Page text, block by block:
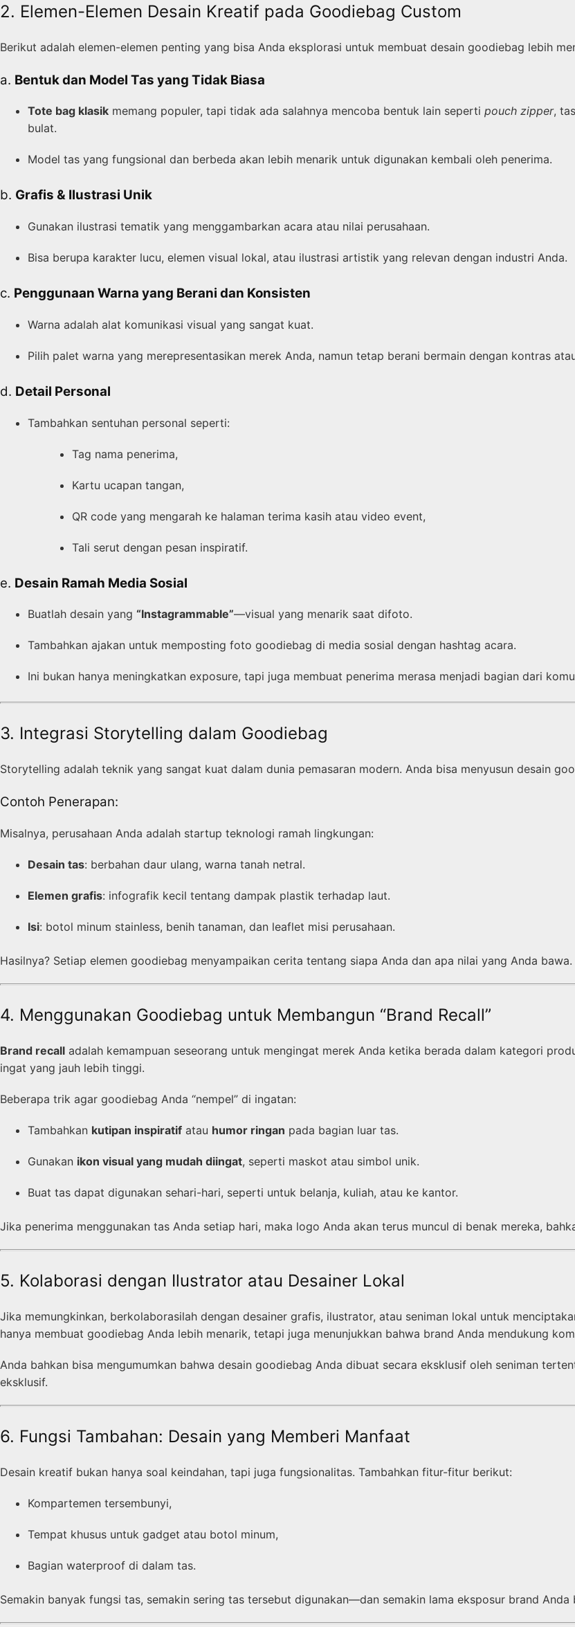
2. Elemen-Elemen Desain Kreatif pada Goodiebag Custom
Berikut adalah elemen-elemen penting yang bisa Anda eksplorasi untuk membuat desain goodiebag lebih
a. Bentuk dan Model Tas yang Tidak Biasa
Tote bag klasik memang populer, tapi tidak ada salahnya mencoba bentuk lain seperti pouch zipper,
bulat.
Model tas yang fungsional dan berbeda akan lebih menarik untuk digunakan kembali oleh penerima.
b. Grafis & Ilustrasi Unik
Gunakan ilustrasi tematik yang menggambarkan acara atau nilai perusahaan.
Bisa berupa karakter lucu, elemen visual lokal, atau ilustrasi artistik yang relevan dengan industri Anda.
c. Penggunaan Warna yang Berani dan Konsisten
Warna adalah alat komunikasi visual yang sangat kuat.
Pilih palet warna yang merepresentasikan merek Anda, namun tetap berani bermain dengan kontras
d. Detail Personal
Tambahkan sentuhan personal seperti:
Tag nama penerima,
Kartu ucapan tangan,
QR code yang mengarah ke halaman terima kasih atau video event,
Tali serut dengan pesan inspiratif.
e. Desain Ramah Media Sosial
Buatlah desain yang “Instagrammable”—visual yang menarik saat difoto.
Tambahkan ajakan untuk memposting foto goodiebag di media sosial dengan hashtag acara.
Ini bukan hanya meningkatkan exposure, tapi juga membuat penerima merasa menjadi bagian dari
3. Integrasi Storytelling dalam Goodiebag
Storytelling adalah teknik yang sangat kuat dalam dunia pemasaran modern. Anda bisa menyusun desain
Contoh Penerapan:
Misalnya, perusahaan Anda adalah startup teknologi ramah lingkungan:
Desain tas: berbahan daur ulang, warna tanah netral.
Elemen grafis: infografik kecil tentang dampak plastik terhadap laut.
Isi: botol minum stainless, benih tanaman, dan leaflet misi perusahaan.
Hasilnya? Setiap elemen goodiebag menyampaikan cerita tentang siapa Anda dan apa nilai yang Anda bawa.
4. Menggunakan Goodiebag untuk Membangun “Brand Recall”
Brand recall adalah kemampuan seseorang untuk mengingat merek Anda ketika berada dalam kategori
ingat yang jauh lebih tinggi.
Beberapa trik agar goodiebag Anda “nempel” di ingatan:
Tambahkan kutipan inspiratif atau humor ringan pada bagian luar tas.
Gunakan ikon visual yang mudah diingat, seperti maskot atau simbol unik.
Buat tas dapat digunakan sehari-hari, seperti untuk belanja, kuliah, atau ke kantor.
Jika penerima menggunakan tas Anda setiap hari, maka logo Anda akan terus muncul di benak mereka,
5. Kolaborasi dengan Ilustrator atau Desainer Lokal
Jika memungkinkan, berkolaborasilah dengan desainer grafis, ilustrator, atau seniman lokal untuk
hanya membuat goodiebag Anda lebih menarik, tetapi juga menunjukkan bahwa brand Anda mendukung
Anda bahkan bisa mengumumkan bahwa desain goodiebag Anda dibuat secara eksklusif oleh seniman
eksklusif.
6. Fungsi Tambahan: Desain yang Memberi Manfaat
Desain kreatif bukan hanya soal keindahan, tapi juga fungsionalitas. Tambahkan fitur-fitur berikut:
Kompartemen tersembunyi,
Tempat khusus untuk gadget atau botol minum,
Bagian waterproof di dalam tas.
Semakin banyak fungsi tas, semakin sering tas tersebut digunakan—dan semakin lama eksposur brand Anda